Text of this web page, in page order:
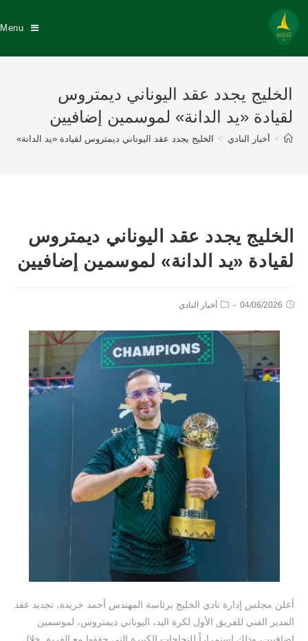
Menu
الخليج يجدد عقد اليوناني ديمتروس
لقيادة «يد الدانة» لموسمين إضافيين
> أخبار النادي > الخليج يجدد عقد اليوناني ديمتروس لقيادة «يد الدانة»
الخليج يجدد عقد اليوناني ديمتروس
لقيادة «يد الدانة» لموسمين إضافيين
04/06/2026 أخبار النادي
أعلن مجلس إدارة نادي الخليج برئاسة المهندس أحمد خريدة، تجديد عقد
المدير الفني للفريق الأول لكرة اليد، اليوناني ديمتروس، لموسمين